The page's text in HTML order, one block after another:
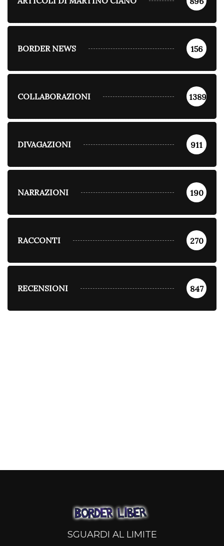
BORDER NEWS 156
COLLABORAZIONI 1389
DIVAGAZIONI 911
NARRAZIONI 190
RACCONTI 270
RECENSIONI 847
SGUARDI AL LIMITE